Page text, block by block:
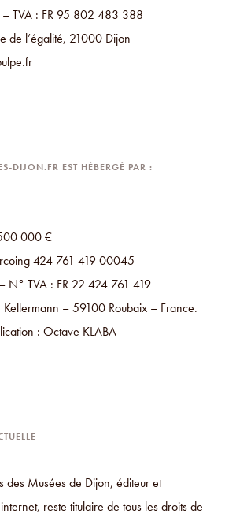
TVA : FR 95 802 483 388
de l’égalité, 21000 Dijon
DIJON.FR EST HÉBERGÉ PAR​ :
000 €
424 761 419 00045
N° TVA : FR 22 424 761 419
– 59100 Roubaix – France.
: Octave KLABA
des Musées de Dijon, éditeur et
reste titulaire de tous les droits de